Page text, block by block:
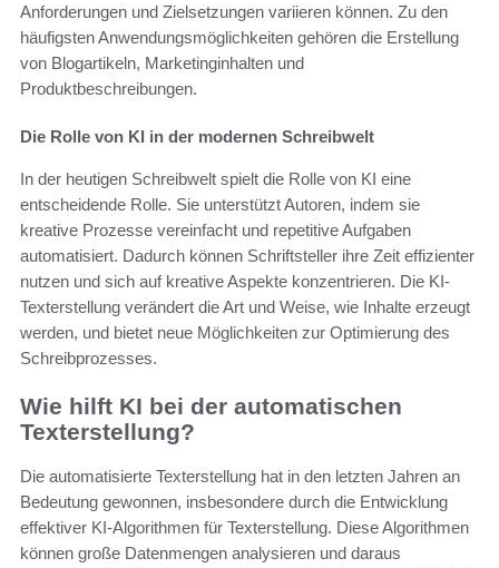
Anforderungen und Zielsetzungen variieren können. Zu den
häufigsten Anwendungsmöglichkeiten gehören die Erstellung
von Blogartikeln, Marketinginhalten und
Produktbeschreibungen.
Die Rolle von KI in der modernen Schreibwelt
In der heutigen Schreibwelt spielt die Rolle von KI eine
entscheidende Rolle. Sie unterstützt Autoren, indem sie
kreative Prozesse vereinfacht und repetitive Aufgaben
automatisiert. Dadurch können Schriftsteller ihre Zeit effizienter
nutzen und sich auf kreative Aspekte konzentrieren. Die KI-
Texterstellung verändert die Art und Weise, wie Inhalte erzeugt
werden, und bietet neue Möglichkeiten zur Optimierung des
Schreibprozesses.
Wie hilft KI bei der automatischen
Texterstellung?
Die automatisierte Texterstellung hat in den letzten Jahren an
Bedeutung gewonnen, insbesondere durch die Entwicklung
effektiver KI-Algorithmen für Texterstellung. Diese Algorithmen
können große Datenmengen analysieren und daraus